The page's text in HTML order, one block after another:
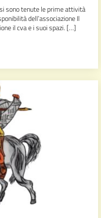
sono tenute le prime attività
dell’associazione Il
il cva e i suoi spazi. […]